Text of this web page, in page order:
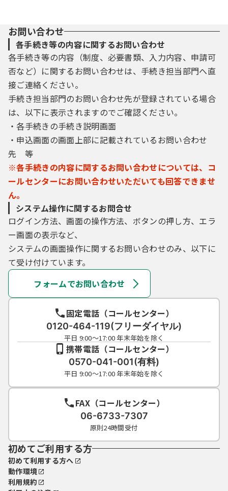
う場合は、利用者たる本人が利用方法に従い
利用者登録を行うことができるものとする。
この場合において、利用者が登録したメール
アドレスへＵＲＬを送信する。
２ 前項の場合において、利用者は、メール
に記載されたＵＲＬにアクセスし、必要な事
項を本システムに入力し本登録を行う。
（個人情報の保護）
第５条 本市は、本システムにより利用者か
ら収集した個人情報については、正当な理由
なく、収集したときの目的以外には利用せ
に関する法律（平成15年法律第57号）の規定
に基づいた適正な管理を行う。
（電子申請を行った者の確認方法）
者の本人確認は、申込データについて電子署
名を行い、その電子署名に係る電子証明書を
併せて送信する方法並びに本システムの利用
に当たって本市が発行する利用者ＩＤ及びパ
スワード又は申込データの到達時に画面上で
通知する整理番号及びパスワードによる方法
とする。
２ 本市は、利用者ＩＤ及びパスワードによ
り行われた電子申請及び状況照会並びに整理
番号及びパスワードにより行われた状況照会
について、本人により行われたものとみなす。
（利用者ＩＤ等の管理）
第７条 利用者は、本システムの利用に当た
って本市が発行する利用者ＩＤ及びパスワー
ド並びに申込データの送信時に画面上で通知
する整理番号及びパスワードは利用者のデー
タ保護に不可欠なものであるため、次の点に
注意し、利用者本人の責任において厳重に管
理すること。
(1) 利用者ＩＤ、整理番号及びパスワードの
管理は他人に知られないように厳重に管理す
(2) 利用者ＩＤのパスワードは定期的に変更
し、第三者への漏えい防止に努めること。
(3) 他人からの利用者ＩＤ、整理番号及びパ
スワードの照会には応じないこと。本市及び
コールセンターからパスワードを電話等で照
お問い合わせ
各手続き等の内容に関するお問い合わせ
各手続き等の内容（制度、必要書類、入力内容、申請可
否など）に関するお問い合わせは、手続き担当部門へ直
接ご連絡ください。
手続き担当部門のお問い合わせ先が登録されている場合
は、以下に表示されますのでご確認ください。
・各手続きの手続き説明画面
・申込画面の画面上部に記載されているお問い合わせ
先 等
※各手続きの内容に関するお問い合わせについては、コ
ールセンターにお問い合わせいただいても回答できませ
ん。
システム操作に関するお問合せ
ログイン方法、画面の操作方法、ボタンの押し方、エラ
ー画面の表示など、
システムの画面操作に関するお問い合わせのみ、以下に
て受け付けています。
フォームでお問い合わせ
固定電話（コールセンター）
0120-464-119(フリーダイヤル)
平日 9:00～17:00 年末年始を除く
携帯電話（コールセンター）
0570-041-001(有料)
平日 9:00～17:00 年末年始を除く
FAX（コールセンター）
06-6733-7307
原則24時間受付
初めてご利用する方
初めて利用する方へ
動作環境
利用規約